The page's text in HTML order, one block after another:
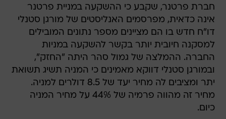
חברת פרטנר, שקבע כי ההשקעה במניית פרטנר
אינה כדאית, מפרסמים האנליסטים של מורגן סטנלי
דו"ח חדש בו הם מציינים מספר נתונים המובילים
למסקנה חיובית יותר בקשר להשקעה במניות
החברה. ההמלצה של גמול סהר היתה "החזק",
ובמורגן סטנלי דווקא מאמינים כי המניה תשיג תשואת
יתר ומציבים לה מחיר יעד של 8.5 דולרים למניה.
מחיר זה מהווה פרמיה של 44% על מחיר המניה
כיום.